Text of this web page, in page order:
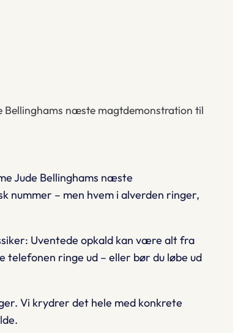
Bellinghams næste magtdemonstration til
Jude Bellinghams næste
nummer – men hvem i alverden ringer,
Uventede opkald kan være alt fra
telefonen ringe ud – eller bør du løbe ud
Vi krydrer det hele med konkrete